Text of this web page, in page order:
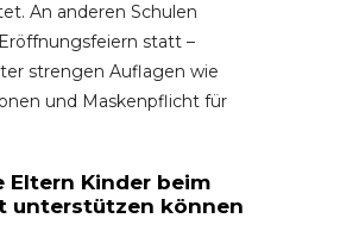
An anderen Schulen
statt –
strengen Auflagen wie
und Maskenpflicht für
Eltern Kinder beim
unterstützen können